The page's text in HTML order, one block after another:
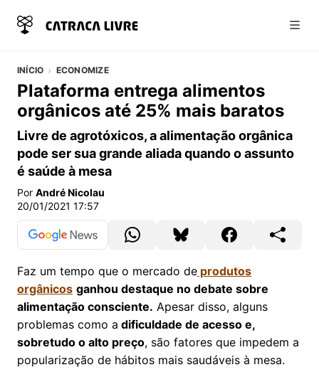
INÍCIO ECONOMIZE
Plataforma entrega alimentos
orgânicos até 25% mais baratos
Livre de agrotóxicos, a alimentação orgânica
pode ser sua grande aliada quando o assunto
é saúde à mesa
Por André Nicolau
20/01/2021 17:57
Faz um tempo que o mercado de produtos
orgânicos ganhou destaque no debate sobre
alimentação consciente. Apesar disso, alguns
problemas como a dificuldade de acesso e,
sobretudo o alto preço, são fatores que impedem a
popularização de hábitos mais saudáveis à mesa.